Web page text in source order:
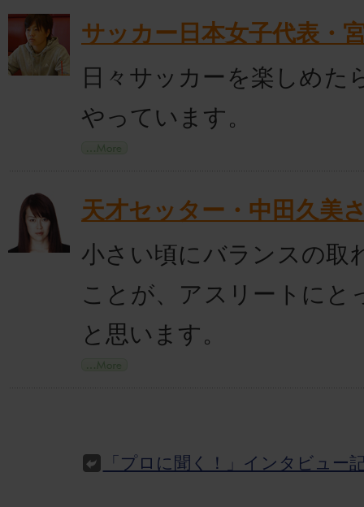
サッカー日本女子代表・
日々サッカーを楽しめた
やっています。
天才セッター・中田久美
小さい頃にバランスの取
ことが、アスリートにと
と思います。
「プロに聞く！」インタビュー